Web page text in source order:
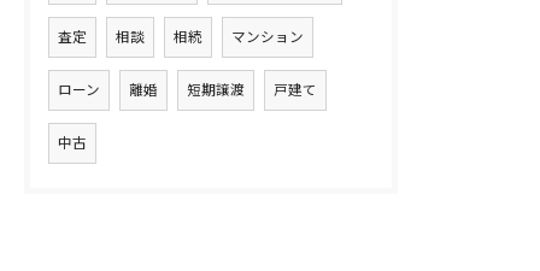
査定 相談 相続 マンション
ローン 離婚 短期譲渡 戸建て
中古